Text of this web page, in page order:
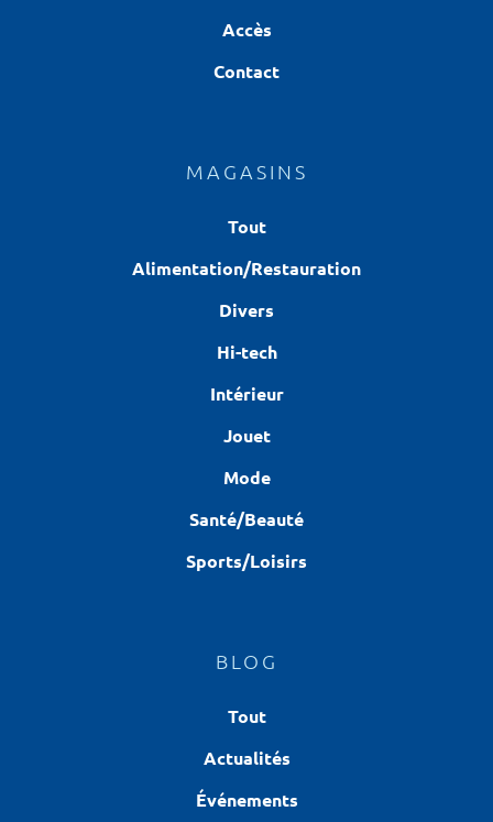
Accès
Contact
MAGASINS
Tout
Alimentation/Restauration
Divers
Hi-tech
Intérieur
Jouet
Mode
Santé/Beauté
Sports/Loisirs
BLOG
Tout
Actualités
Événements